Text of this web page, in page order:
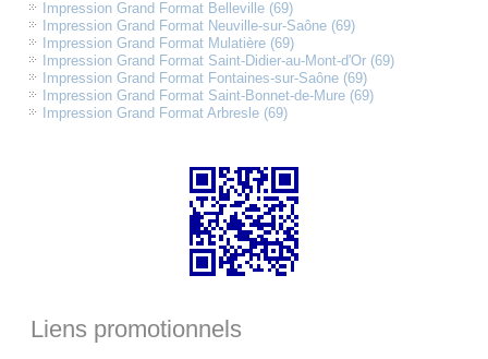
Impression Grand Format Belleville (69)
Impression Grand Format Neuville-sur-Saône (69)
Impression Grand Format Mulatière (69)
Impression Grand Format Saint-Didier-au-Mont-d'Or (69)
Impression Grand Format Fontaines-sur-Saône (69)
Impression Grand Format Saint-Bonnet-de-Mure (69)
Impression Grand Format Arbresle (69)
Liens promotionnels